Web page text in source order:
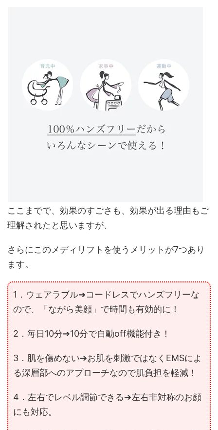
ここまでで、効果のすごさも、効果が出る理由もご
理解されたと思いますが、
さらにこのメディリフトを使うメリットが7つあり
ます。
1．ウェアラブル➔コードレスでハンズフリーな
ので、「ながら美顔」で時間も有効的に！
2．毎日10分➔10分で自動off機能付き！
3．肌を傷めない➔お肌を刺激ではなく EMSによ
る深層部へのアプローチなので肌負担を軽減！
4．左右でレベル調節できる➔左右非対称のお顔
にも対応。